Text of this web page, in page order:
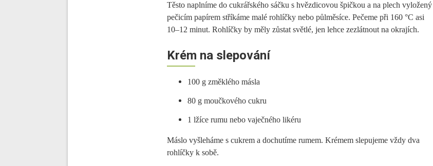
Těsto naplníme do cukrářského sáčku s hvězdicovou špičkou a na plech vyložený
pečicím papírem stříkáme malé rohlíčky nebo půlměsíce. Pečeme při 160 °C asi
10–12 minut. Rohlíčky by měly zůstat světlé, jen lehce zezlátnout na okrajích.
Krém na slepování
100 g změklého másla
80 g moučkového cukru
1 lžíce rumu nebo vaječného likéru
Máslo vyšleháme s cukrem a dochutíme rumem. Krémem slepujeme vždy dva
rohlíčky k sobě.